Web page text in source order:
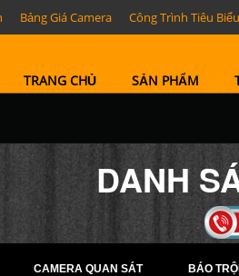
Bảng Giá Camera Công Trình Tiêu Biểu
TRANG CHỦ SẢN PHẨM
DANH
CAMERA QUAN SÁT BÁO